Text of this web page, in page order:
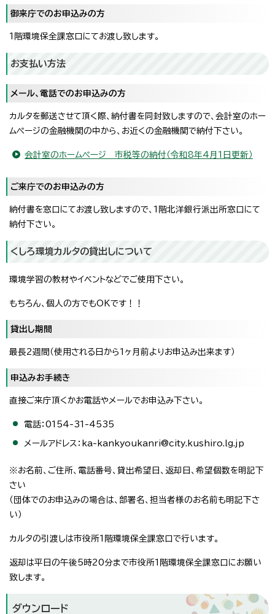
御来庁でのお申込みの方
1階環境保全課窓口にてお渡し致します。
お支払い方法
メール、電話でのお申込みの方
カルタを郵送させて頂く際、納付書を同封致しますので、会計室のホー
ムページの金融機関の中から、お近くの金融機関で納付下さい。
会計室のホームページ 市税等の納付（令和8年4月1日更新）
ご来庁でのお申込みの方
納付書を窓口にてお渡し致しますので、1階北洋銀行派出所窓口にて
納付下さい。
くしろ環境カルタの貸出しについて
環境学習の教材やイベントなどでご使用下さい。
もちろん、個人の方でもOKです！！
貸出し期間
最長2週間（使用される日から1ヶ月前よりお申込み出来ます）
申込みお手続き
直接ご来庁頂くかお電話やメールでお申込み下さい。
電話：0154-31-4535
メールアドレス：ka-kankyoukanri@city.kushiro.lg.jp
※お名前、ご住所、電話番号、貸出希望日、返却日、希望個数を明記下
さい
（団体でのお申込みの場合は、部署名、担当者様のお名前も明記下さ
い）
カルタの引渡しは市役所1階環境保全課窓口で行います。
返却は平日の午後5時20分まで市役所1階環境保全課窓口にお願い
致します。
ダウンロード